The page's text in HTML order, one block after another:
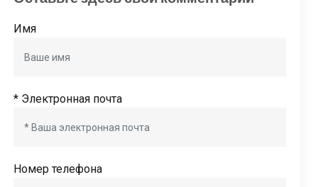
Имя
* Электронная почта
Номер телефона